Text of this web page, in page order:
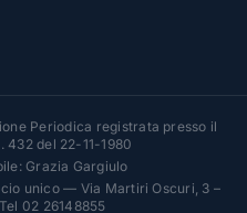
Periodica registrata presso il
432 del 22-11-1980
Grazia Gargiulo
unico — Via Martiri Oscuri, 3 –
02 26148855